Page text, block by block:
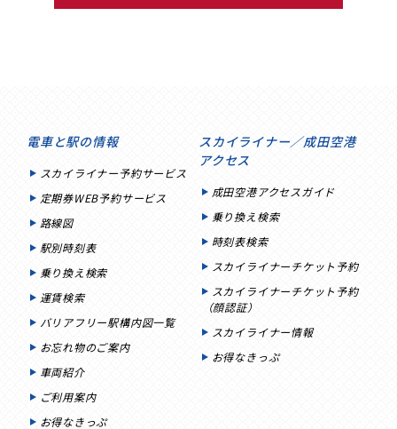
電車と駅の情報
スカイライナー予約サービス
定期券WEB予約サービス
路線図
駅別時刻表
乗り換え検索
運賃検索
バリアフリー駅構内図一覧
お忘れ物のご案内
車両紹介
ご利用案内
お得なきっぷ
スカイライナー／成田空港
アクセス
成田空港アクセスガイド
乗り換え検索
時刻表検索
スカイライナーチケット予約
スカイライナーチケット予約
（顔認証）
スカイライナー情報
お得なきっぷ